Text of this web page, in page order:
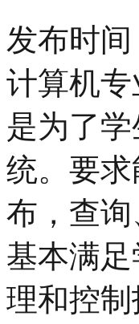
发布时间
计算机
是为了
统。要
布，查
基本满
理和控